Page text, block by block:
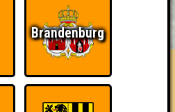
RESERVIERUNG
ÜBER UNS
of Monatsgewinn) ·
Brandenburg